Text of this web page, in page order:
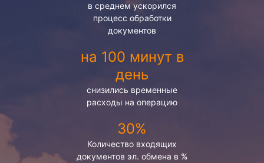
в среднем ускорился
процесс обработки
документов
на 100 минут в
день
снизились временные
расходы на операцию
30%
Количество входящих
документов эл. обмена в %